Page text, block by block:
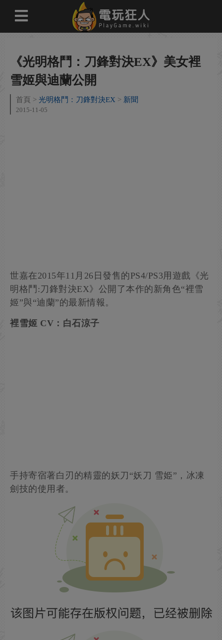
《光明格鬥：刀鋒對決EX》美女裡
雪姬與迪蘭公開
首頁 光明格鬥：刀鋒對決EX 新聞
2015-11-05
世嘉在2015年11月26日發售的PS4/PS3用遊戲《光
明格鬥:刀鋒對決EX》公開了本作的新角色“裡雪
姬”與“迪蘭”的最新情報。
裡雪姬 CV：白石涼子
手持寄宿著白刃的精靈的妖刀“妖刀 雪姫”，冰凍
劍技的使用者。